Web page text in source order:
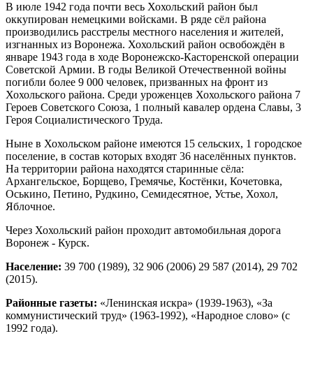
В июле 1942 года почти весь Хохольский район был
оккупирован немецкими войсками. В ряде сёл района
производились расстрелы местного населения и жителей,
изгнанных из Воронежа. Хохольский район освобождён в
январе 1943 года в ходе Воронежско-Касторенской операции
Советской Армии. В годы Великой Отечественной войны
погибли более 9 000 человек, призванных на фронт из
Хохольского района. Среди уроженцев Хохольского района 7
Героев Советского Союза, 1 полный кавалер ордена Славы, 3
Героя Социалистического Труда.
Ныне в Хохольском районе имеются 15 сельских, 1 городское
поселение, в состав которых входят 36 населённых пунктов.
На территории района находятся старинные сёла:
Архангельское, Борщево, Гремячье, Костёнки, Кочетовка,
Оськино, Петино, Рудкино, Семидесятное, Устье, Хохол,
Яблочное.
Через Хохольский район проходит автомобильная дорога
Воронеж - Курск.
Население: 39 700 (1989), 32 906 (2006) 29 587 (2014), 29 702
(2015).
Районные газеты: «Ленинская искра» (1939-1963), «За
коммунистический труд» (1963-1992), «Народное слово» (с
1992 года).